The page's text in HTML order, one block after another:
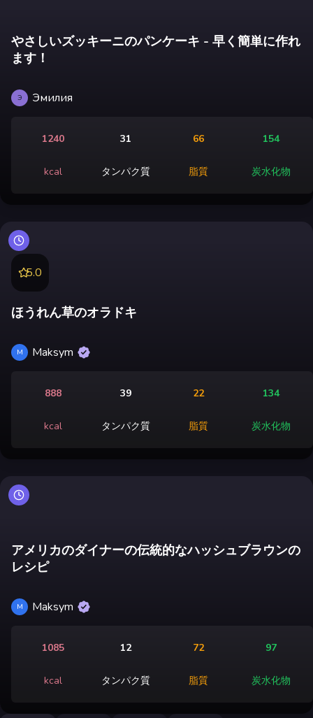
やさしいズッキーニのパンケーキ - 早く簡単に作れ
ます！
Э Эмилия
1240
kcal
31
タンパク質
66
脂質
154
炭水化物
5.0
ほうれん草のオラドキ
M Maksym
888
kcal
39
タンパク質
22
脂質
134
炭水化物
アメリカのダイナーの伝統的なハッシュブラウンの
レシピ
M Maksym
1085
kcal
12
タンパク質
72
脂質
97
炭水化物